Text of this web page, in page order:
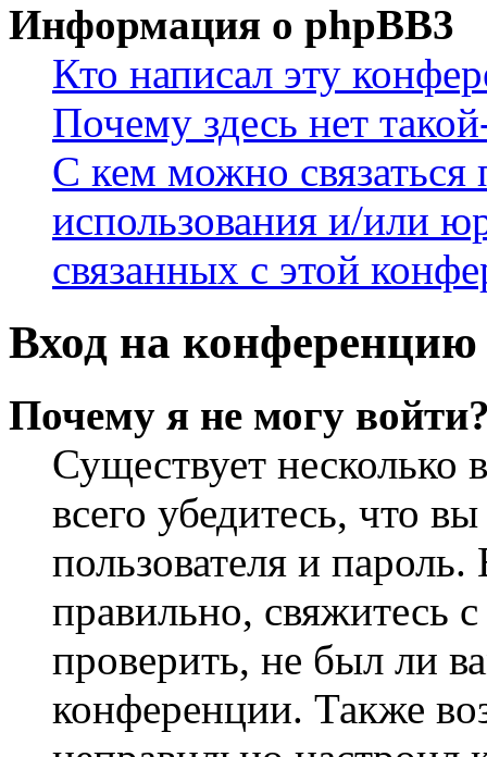
Информация о phpBB3
Кто написал эту
Почему здесь нет
С кем можно связаться
использования и/или
связанных с этой
Вход на конференцию
Почему я не могу
Существует
всего убедитесь, что
пользователя и
правильно, свяжитесь
проверить, не был ли
конференции. Также